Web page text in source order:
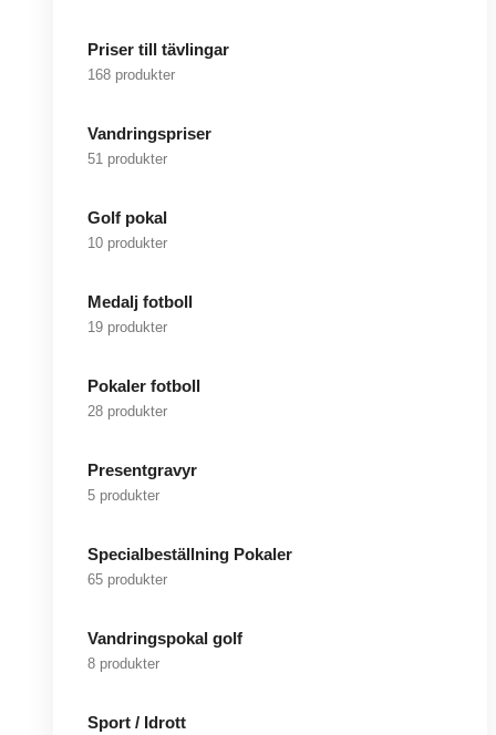
Priser till tävlingar
168 produkter
Vandringspriser
51 produkter
Golf pokal
10 produkter
Medalj fotboll
19 produkter
Pokaler fotboll
28 produkter
Presentgravyr
5 produkter
Specialbeställning Pokaler
65 produkter
Vandringspokal golf
8 produkter
Sport / Idrott